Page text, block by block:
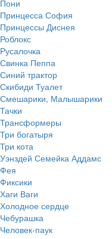
Пони
Принцесса София
Принцессы Диснея
Роблокс
Русалочка
Свинка Пеппа
Синий трактор
Скибиди Туалет
Смешарики, Малышарики
Тачки
Трансформеры
Три богатыря
Три кота
Уэнздей Семейка Аддамс
Фея
Фиксики
Хаги Ваги
Холодное сердце
Чебурашка
Человек-паук